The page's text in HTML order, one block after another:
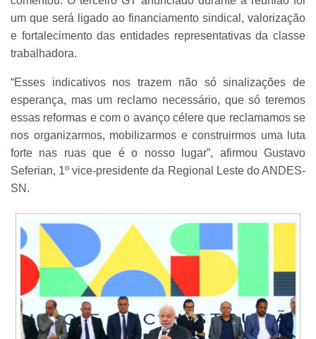
um que será ligado ao financiamento sindical, valorização
e fortalecimento das entidades representativas da classe
trabalhadora.
“Esses indicativos nos trazem não só sinalizações de
esperança, mas um reclamo necessário, que só teremos
essas reformas e com o avanço célere que reclamamos se
nos organizarmos, mobilizarmos e construirmos uma luta
forte nas ruas que é o nosso lugar”, afirmou Gustavo
Seferian, 1º vice-presidente da Regional Leste do ANDES-
SN.